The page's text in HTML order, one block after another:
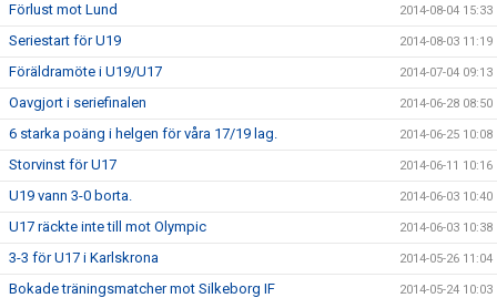
Förlust mot Lund 2014-08-04 15:33
Seriestart för U19 2014-08-03 11:19
Föräldramöte i U19/U17 2014-07-04 09:13
Oavgjort i seriefinalen 2014-06-28 08:50
6 starka poäng i helgen för våra 17/19 lag. 2014-06-25 10:08
Storvinst för U17 2014-06-11 10:16
U19 vann 3-0 borta. 2014-06-03 10:40
U17 räckte inte till mot Olympic 2014-06-03 10:38
3-3 för U17 i Karlskrona 2014-05-26 11:04
Bokade träningsmatcher mot Silkeborg IF 2014-05-24 10:03